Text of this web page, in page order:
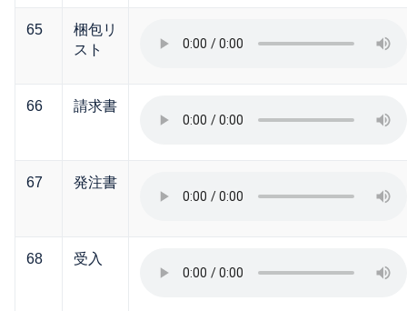
65
梱包リ
スト
66 請求書
67 発注書
68 受入